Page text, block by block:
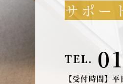
サポー
TEL.
【受付時間】